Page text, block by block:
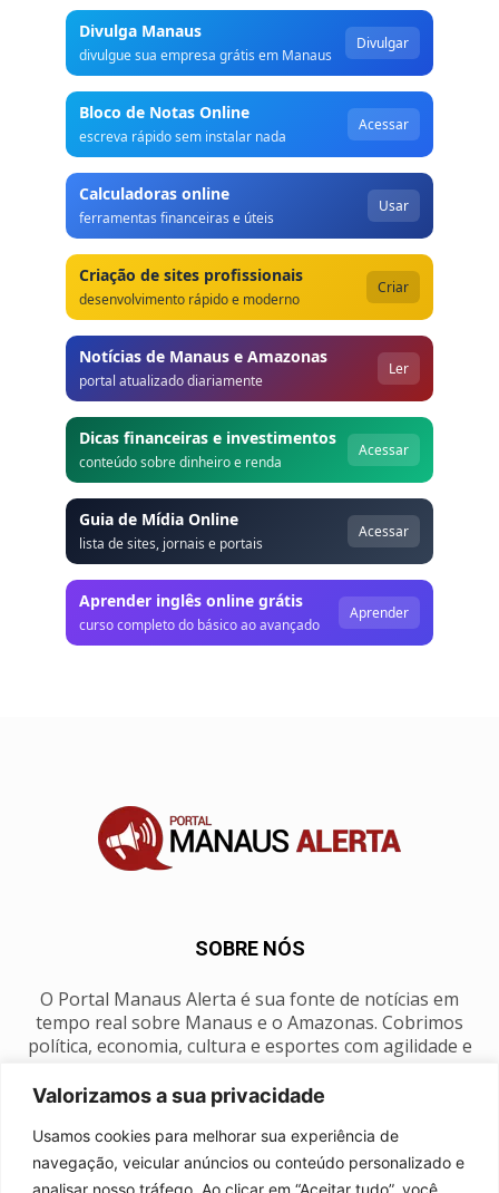
Valorizamos a sua privacidade
Usamos cookies para melhorar sua experiência de
navegação, veicular anúncios ou conteúdo personalizado e
analisar nosso tráfego. Ao clicar em “Aceitar tudo”, você
Divulga Manaus
divulgue sua empresa grátis em Manaus
Divulgar
Bloco de Notas Online
escreva rápido sem instalar nada
Acessar
Calculadoras online
ferramentas financeiras e úteis
Usar
Criação de sites profissionais
desenvolvimento rápido e moderno
Criar
Notícias de Manaus e Amazonas
portal atualizado diariamente
Ler
Dicas financeiras e investimentos
conteúdo sobre dinheiro e renda
Acessar
Guia de Mídia Online
lista de sites, jornais e portais
Acessar
Aprender inglês online grátis
curso completo do básico ao avançado
Aprender
SOBRE NÓS
O Portal Manaus Alerta é sua fonte de notícias em
tempo real sobre Manaus e o Amazonas. Cobrimos
política, economia, cultura e esportes com agilidade e